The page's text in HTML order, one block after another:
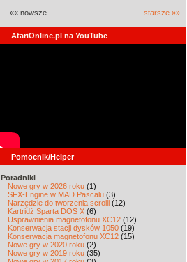
«« nowsze starsze »»
AtariOnline.pl na YouTube
Pomocnik/Helper
Poradniki
Nowe gry w 2026 roku (1)
SFX-Engine w MAD Pascalu (3)
Narzędzie do tworzenia scrolli (12)
Kartridż Sparta DOS X (6)
Usprawnienia magnetofonu XC12 (12)
Konserwacja stacji dysków 1050 (19)
Konserwacja magnetofonu XC12 (15)
Nowe gry w 2020 roku (2)
Nowe gry w 2019 roku (35)